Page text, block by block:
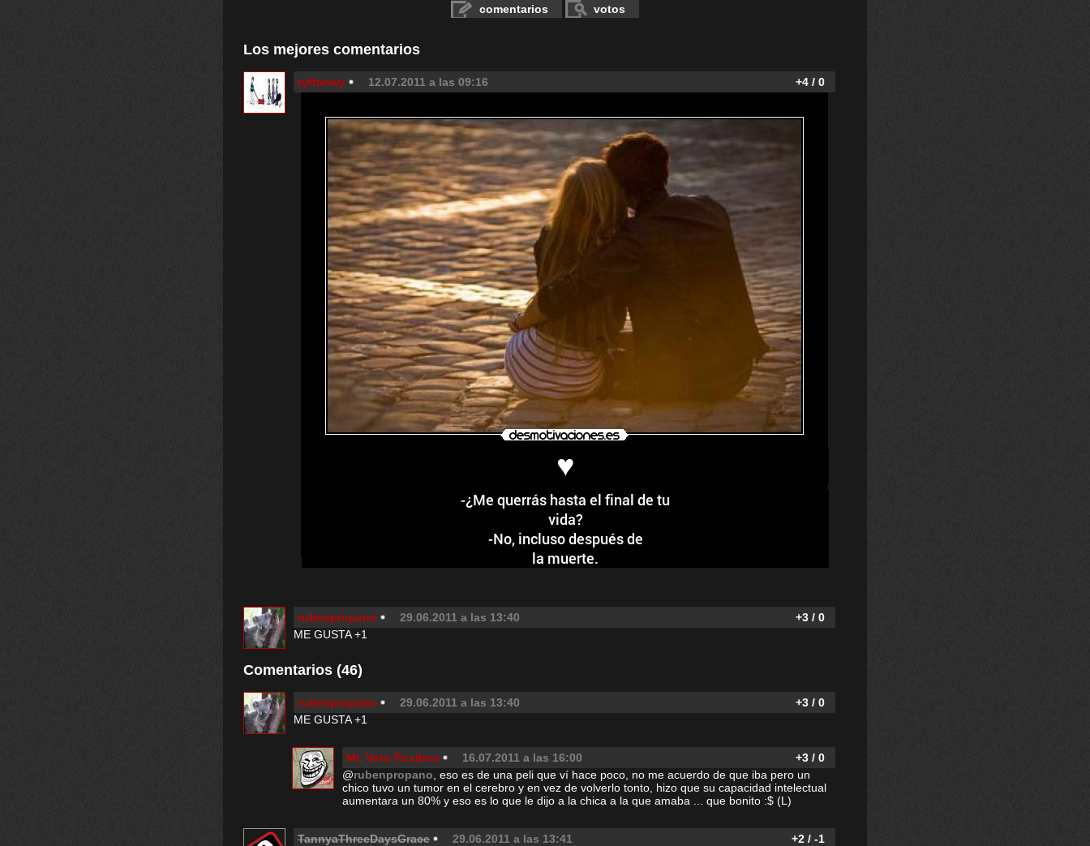
comentarios votos
Los mejores comentarios
tyffanwy 12.07.2011 a las 09:16 +4 / 0
♥
-¿Me querrás hasta el final de tu
vida?
-No, incluso después de
la muerte.
rubenpropano 29.06.2011 a las 13:40
+3 / 0
ME GUSTA +1
Comentarios (46)
rubenpropano 29.06.2011 a las 13:40
+3 / 0
ME GUSTA +1
Mr. Voto Positivo 16.07.2011 a las 16:00
+3 / 0
@rubenpropano , eso es de una peli que ví hace poco, no me acuerdo de que iba pero un
chico tuvo un tumor en el cerebro y en vez de volverlo tonto, hizo que su capacidad intelectual
aumentara un 80% y eso es lo que le dijo a la chica a la que amaba ... que bonito :$ (L)
TannyaThreeDaysGrace 29.06.2011 a las 13:41
+2 / -1